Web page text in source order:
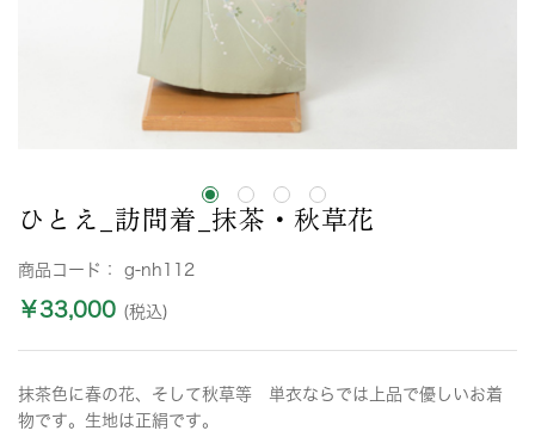
ひとえ_訪問着_抹茶・秋草花
商品コード： g-nh112
￥33,000 (税込)
抹茶色に春の花、そして秋草等 単衣ならでは上品で優しいお着
物です。生地は正絹です。